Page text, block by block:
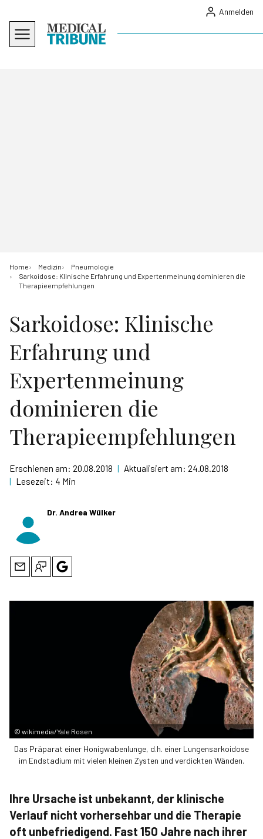
Anmelden
Home Medizin
Pneumologie
Sarkoidose: Klinische Erfahrung und Expertenmeinung dominieren die
Therapieempfehlungen
Sarkoidose: Klinische
Erfahrung und
Expertenmeinung
dominieren die
Therapieempfehlungen
Erschienen am: 20.08.2018 | Aktualisiert am: 24.08.2018
| Lesezeit: 4 Min
Dr. Andrea Wülker
© wikimedia/Yale Rosen
Das Präparat einer Honigwabenlunge, d.h. einer Lungensarkoidose
im Endstadium mit vielen kleinen Zysten und verdickten Wänden.
Ihre Ursache ist unbekannt, der klinische
Verlauf nicht vorhersehbar und die Therapie
oft unbefriedigend. Fast 150 Jahre nach ihrer